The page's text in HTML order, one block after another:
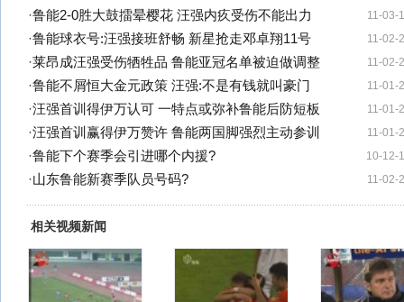
11-03-
·鲁能2-0胜大鼓擂晕樱花 汪强内疚受伤不能出力
11-02-
·鲁能球衣号:汪强接班舒畅 新星抢走邓卓翔11号
11-02-
·莱昂成汪强受伤牺牲品 鲁能亚冠名单被迫做调整
11-01-
·鲁能不屑恒大金元政策 汪强:不是有钱就叫豪门
11-01-
·汪强首训得伊万认可 一特点或弥补鲁能后防短板
11-01-
·汪强首训赢得伊万赞许 鲁能两国脚强烈主动参训
10-12-
·鲁能下个赛季会引进哪个内援?
11-02-
·山东鲁能新赛季队员号码?
相关视频新闻